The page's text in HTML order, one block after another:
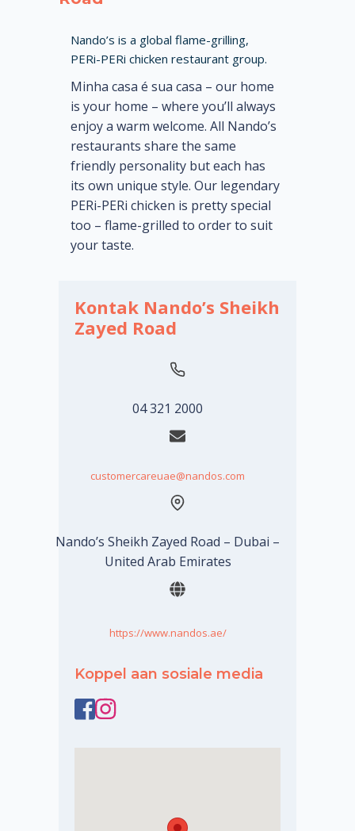
Nando’s is a global flame-grilling,
PERi-PERi chicken restaurant group.
Minha casa é sua casa – our home
is your home – where you’ll always
enjoy a warm welcome. All Nando’s
restaurants share the same
friendly personality but each has
its own unique style. Our legendary
PERi-PERi chicken is pretty special
too – flame-grilled to order to suit
your taste.
Kontak Nando’s Sheikh
Zayed Road
04 321 2000
customercareuae@nandos.com
Nando’s Sheikh Zayed Road – Dubai –
United Arab Emirates
https://www.nandos.ae/
Koppel aan sosiale media